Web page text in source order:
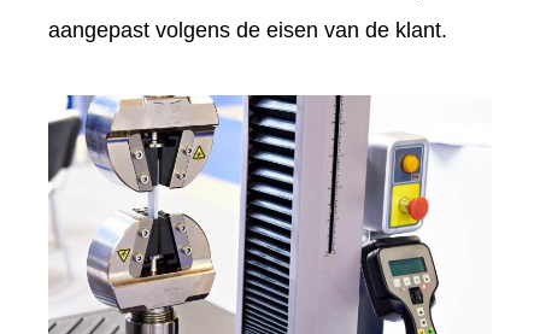
aangepast volgens de eisen van de klant.